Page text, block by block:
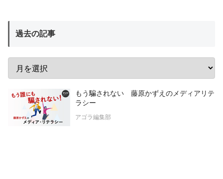
過去の記事
もう騙されない 藤原かずえのメディアリテ
ラシー
アゴラ編集部